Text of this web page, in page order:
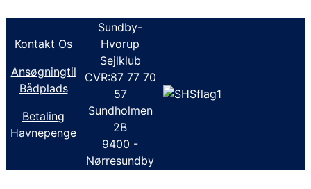
Kontakt Os
Ansøgningtil
Bådplads
Betaling
Havnepenge
Sundby-
Hvorup
Sejlklub
CVR:87 77 70
57
Sundholmen
2B
9400 -
Nørresundby